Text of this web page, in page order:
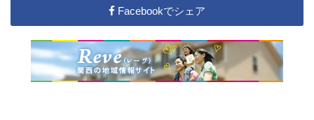
Facebookでシェア